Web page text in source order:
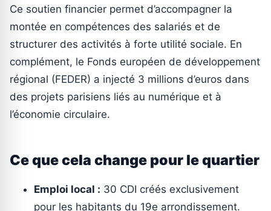
Ce soutien financier permet d’accompagner la
montée en compétences des salariés et de
structurer des activités à forte utilité sociale. En
complément, le Fonds européen de développement
régional (FEDER) a injecté 3 millions d’euros dans
des projets parisiens liés au numérique et à
l’économie circulaire.
Ce que cela change pour le quartier
Emploi local : 30 CDI créés exclusivement
pour les habitants du 19e arrondissement.